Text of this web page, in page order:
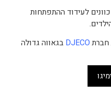
לעידוד ההתפתחות
DJECO בגאווה גדולה